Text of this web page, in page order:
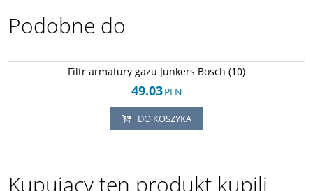
Podobne do
Filtr armatury gazu Junkers Bosch (10)
49.03PLN
DO KOSZYKA
Kupujący ten produkt kupili